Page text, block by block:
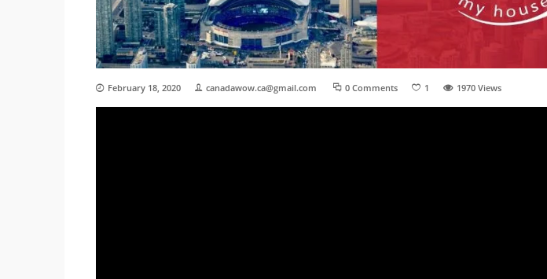
February 18, 2020 canadawow.ca@gmail.com 0 Comments 1 1970 Views